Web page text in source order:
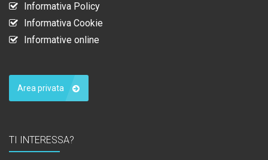
Informativa Policy
Informativa Cookie
Informative online
Area privata
TI INTERESSA?